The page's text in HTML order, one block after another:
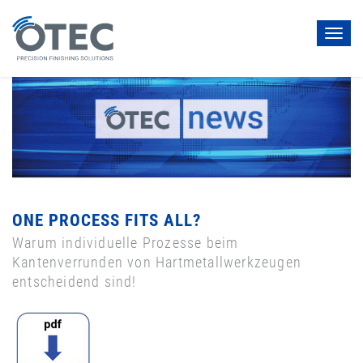
ONE PROCESS FITS ALL?
Warum individuelle Prozesse beim
Kantenverrunden von Hartmetallwerkzeugen
entscheidend sind!